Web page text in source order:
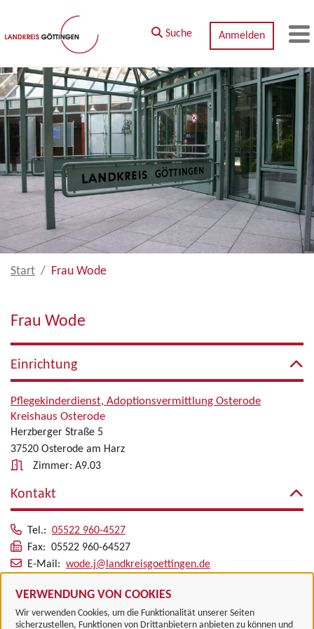
Zum Hauptinhalt springen
VERWENDUNG VON COOKIES
Wir verwenden Cookies, um die Funktionalität unserer Seiten
sicherzustellen, Funktionen von Drittanbietern anbieten zu können und
Suche Anmelden
Start Frau Wode
Frau Wode
Einrichtung
Pflegekinderdienst, Adoptionsvermittlung Osterode
Kreishaus Osterode
Herzberger Straße 5
37520 Osterode am Harz
Zimmer: A9.03
Kontakt
Tel.: 05522 960-4527
Fax: 05522 960-64527
E-Mail: wode.j@landkreisgoettingen.de
Alle zugeordneten Einrichtungen